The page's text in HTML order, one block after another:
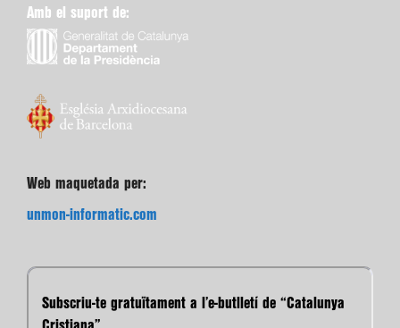
Amb el suport de:
Web maquetada per:
unmon-informatic.com
Subscriu-te gratuïtament a l’e-butlletí de “Catalunya